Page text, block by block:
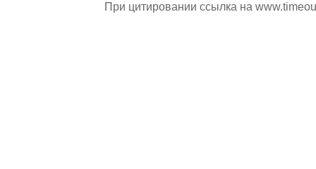
При цитировании ссылка на